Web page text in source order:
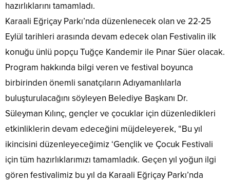
hazırlıklarını tamamladı.
Karaali Eğriçay Parkı’nda düzenlenecek olan ve 22-25
Eylül tarihleri arasında devam edecek olan Festivalin ilk
konuğu ünlü popçu Tuğçe Kandemir ile Pınar Süer olacak.
Program hakkında bilgi veren ve festival boyunca
birbirinden önemli sanatçıların Adıyamanlılarla
buluşturulacağını söyleyen Belediye Başkanı Dr.
Süleyman Kılınç, gençler ve çocuklar için düzenledikleri
etkinliklerin devam edeceğini müjdeleyerek, “Bu yıl
ikincisini düzenleyeceğimiz ‘Gençlik ve Çocuk Festivali
için tüm hazırlıklarımızı tamamladık. Geçen yıl yoğun ilgi
gören festivalimiz bu yıl da Karaali Eğriçay Parkı’nda